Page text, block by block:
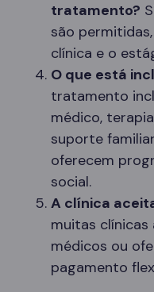
tratamento?
são
clínica e o
O que está
tratamento
médico,
suporte
oferecem
social.
A clínica
muitas
médicos ou
pagamento